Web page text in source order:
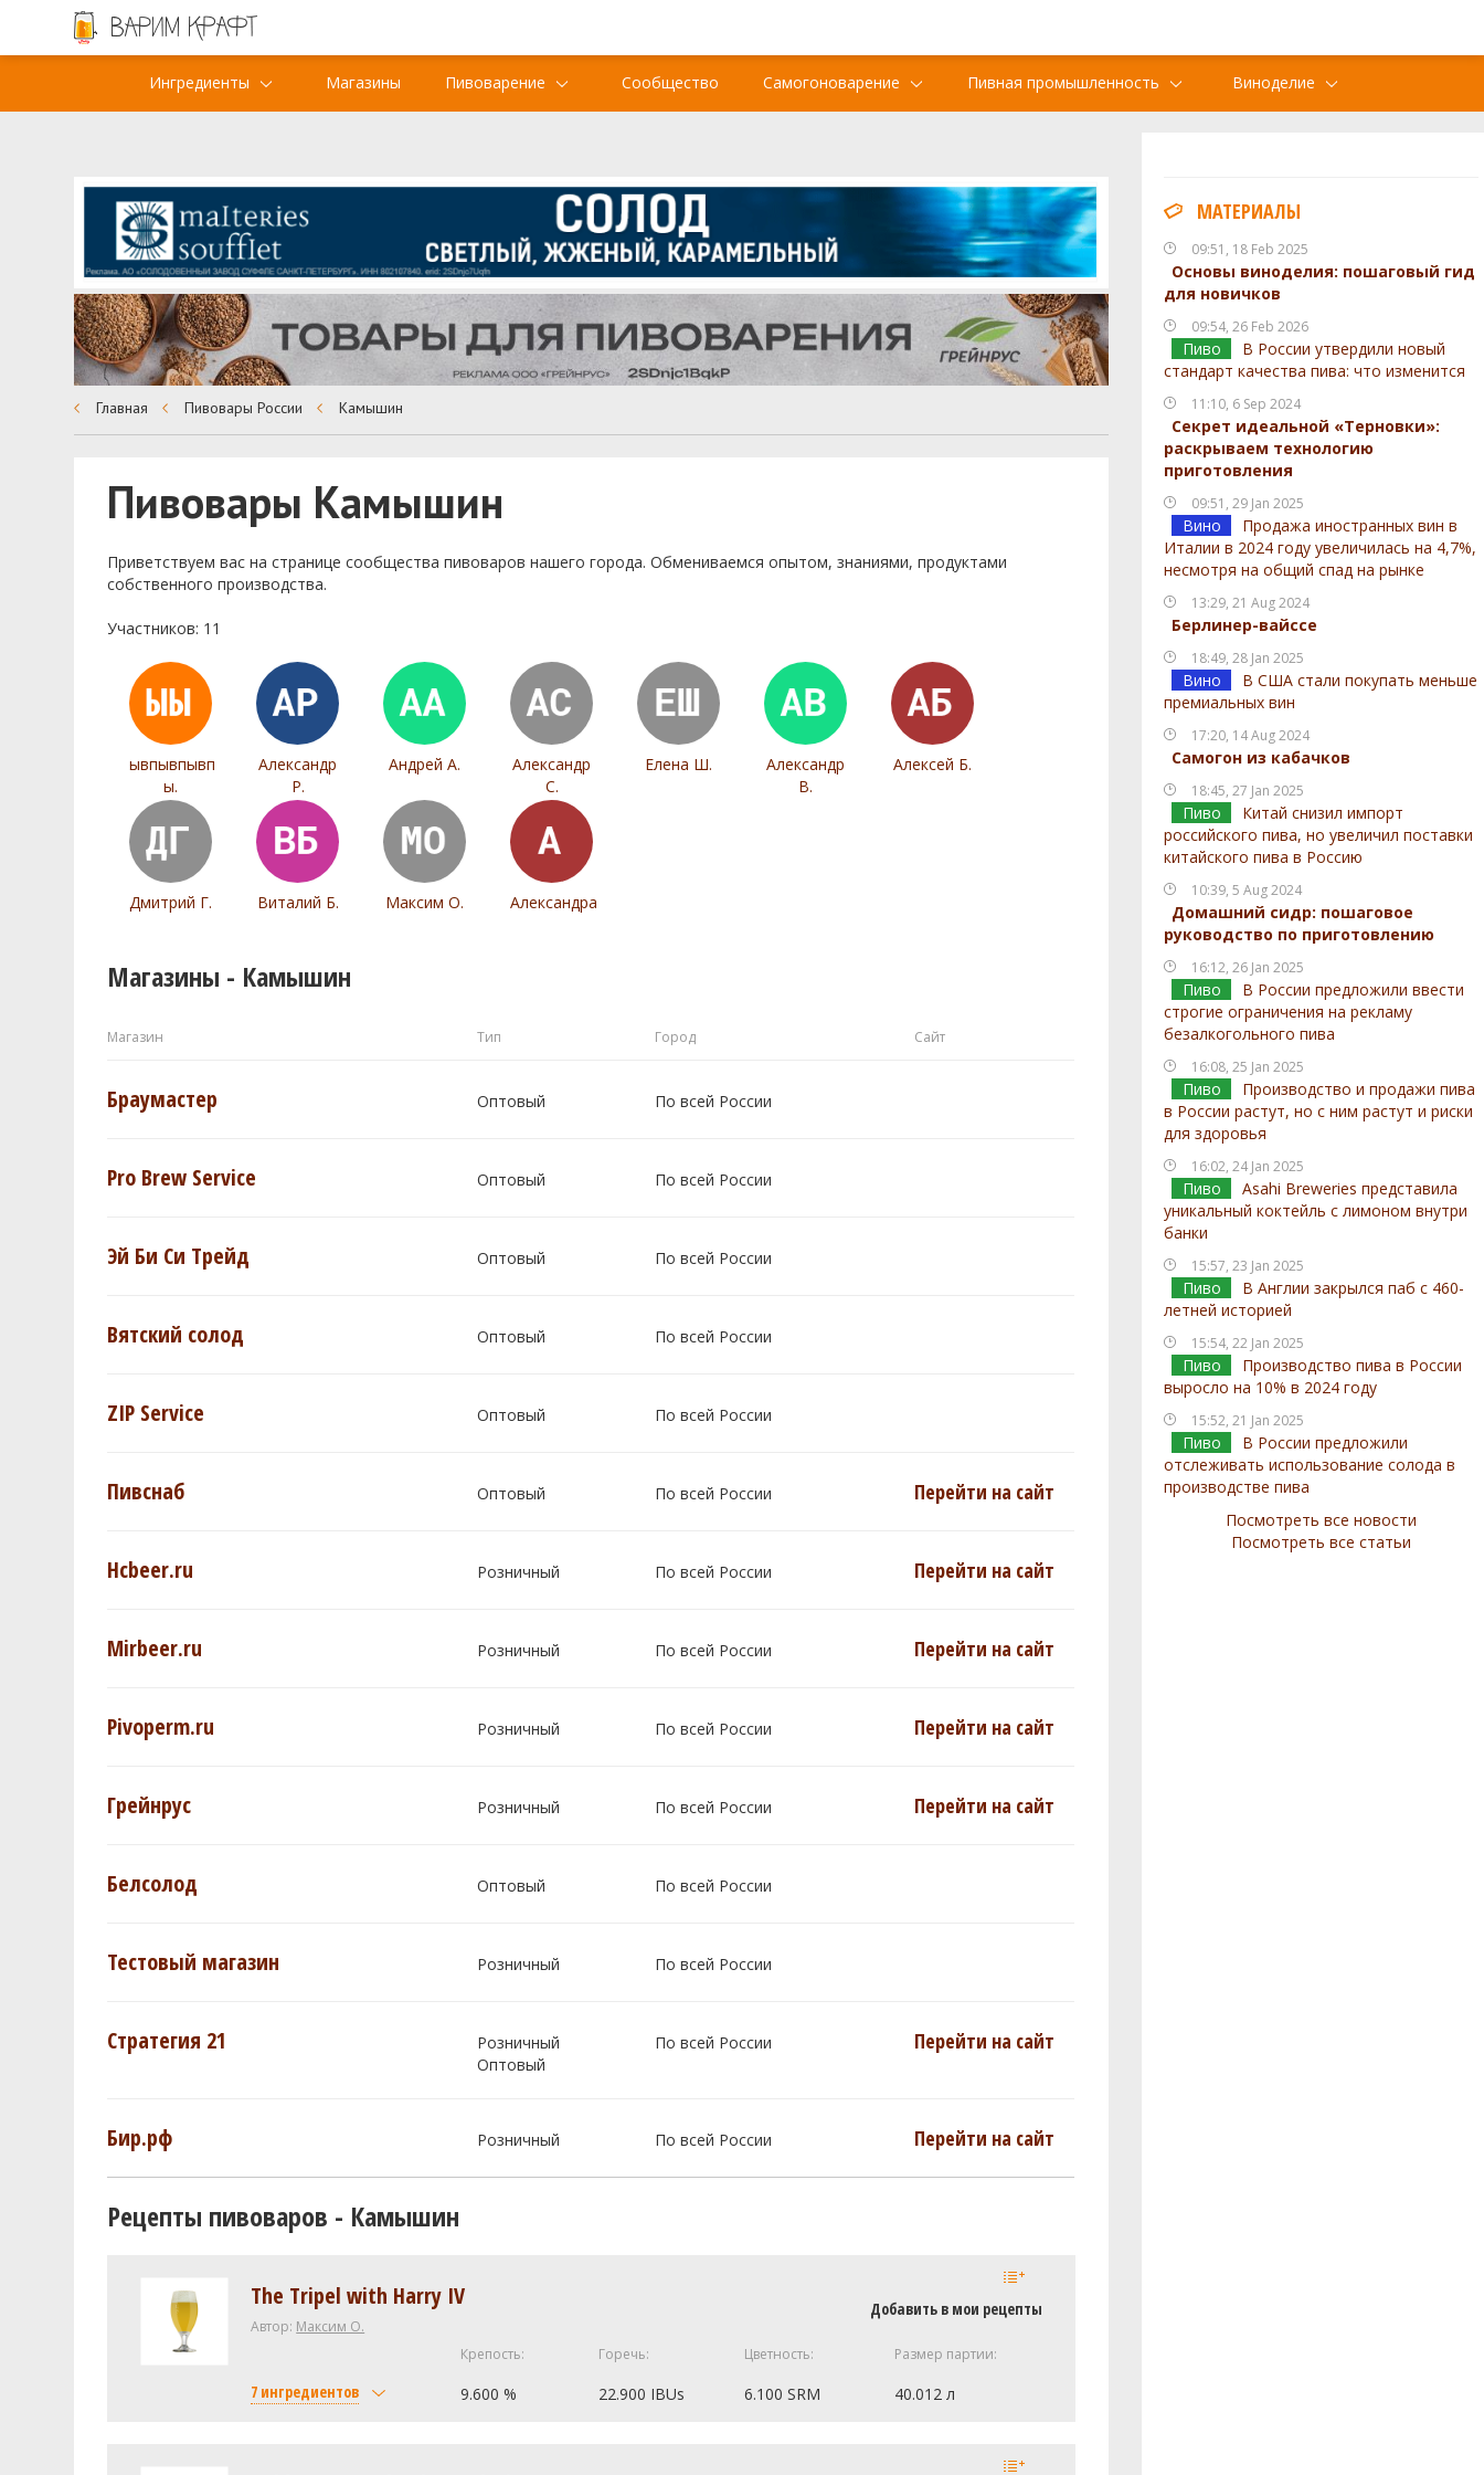
Ингредиенты Магазины Пивоварение Сообщество Самогоноварение Пивная промышленность Виноделие
МАТЕРИАЛЫ
09:51, 18 Feb 2025
Основы виноделия: пошаговый гид
для новичков
09:54, 26 Feb 2026
Пиво
В России утвердили новый
стандарт качества пива: что изменится
11:10, 6 Sep 2024
Секрет идеальной «Терновки»:
раскрываем технологию
приготовления
09:51, 29 Jan 2025
Вино
Продажа иностранных вин в
Италии в 2024 году увеличилась на 4,7%,
несмотря на общий спад на рынке
13:29, 21 Aug 2024
Берлинер-вайссе
18:49, 28 Jan 2025
Вино
В США стали покупать меньше
премиальных вин
17:20, 14 Aug 2024
Самогон из кабачков
18:45, 27 Jan 2025
Пиво
Китай снизил импорт
российского пива, но увеличил поставки
китайского пива в Россию
10:39, 5 Aug 2024
Домашний сидр: пошаговое
руководство по приготовлению
16:12, 26 Jan 2025
Пиво
В России предложили ввести
строгие ограничения на рекламу
безалкогольного пива
16:08, 25 Jan 2025
Пиво
Производство и продажи пива
в России растут, но с ним растут и риски
для здоровья
16:02, 24 Jan 2025
Пиво
Asahi Breweries представила
уникальный коктейль с лимоном внутри
банки
15:57, 23 Jan 2025
Пиво
В Англии закрылся паб с 460-
летней историей
15:54, 22 Jan 2025
Пиво
Производство пива в России
выросло на 10% в 2024 году
15:52, 21 Jan 2025
Пиво
В России предложили
отслеживать использование солода в
производстве пива
Посмотреть все новости
Посмотреть все статьи
Главная Пивовары России Камышин
Пивовары Камышин
Приветствуем ваc на странице сообщества пивоваров нашего города. Обмениваемся опытом, знаниями, продуктами
собственного производства.
Участников: 11
ывпывпывп
ы.
Александр
Р.
Андрей А.
Александр
С.
Елена Ш.
Александр
В.
Алексей Б.
Дмитрий Г. Виталий Б. Максим О. Александра
Магазины - Камышин
Магазин Тип Город Сайт
Браумастер Оптовый По всей России
Pro Brew Service Оптовый По всей России
Эй Би Си Трейд Оптовый По всей России
Вятский солод Оптовый По всей России
ZIP Service Оптовый По всей России
Пивснаб Оптовый По всей России Перейти на сайт
Hcbeer.ru Розничный По всей России Перейти на сайт
Mirbeer.ru Розничный По всей России Перейти на сайт
Pivoperm.ru Розничный По всей России Перейти на сайт
Грейнрус Розничный По всей России Перейти на сайт
Белсолод Оптовый По всей России
Тестовый магазин Розничный По всей России
Стратегия 21
Розничный
Оптовый
По всей России Перейти на сайт
Бир.рф Розничный По всей России Перейти на сайт
Рецепты пивоваров - Камышин
Добавить в мои рецепты
The Tripel with Harry IV
Автор: Максим О.
7 ингредиентов
Крепость: Горечь: Цветность: Размер партии:
9.600 % 22.900 IBUs 6.100 SRM 40.012 л